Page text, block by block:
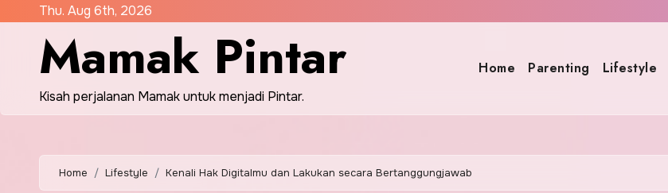
content
Thu. Aug 6th, 2026
Mamak Pintar
Kisah perjalanan Mamak untuk menjadi Pintar.
Home Parenting Lifestyle
Home Lifestyle Kenali Hak Digitalmu dan Lakukan secara Bertanggungjawab